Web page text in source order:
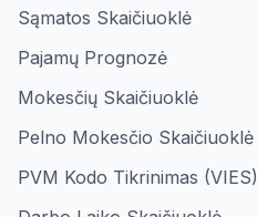
Sąmatos Skaičiuoklė
Pajamų Prognozė
Mokesčių Skaičiuoklė
Pelno Mokesčio Skaičiuoklė
PVM Kodo Tikrinimas (VIES)